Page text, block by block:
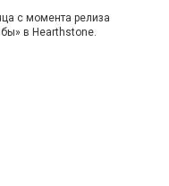
с момента релиза
в Hearthstone.